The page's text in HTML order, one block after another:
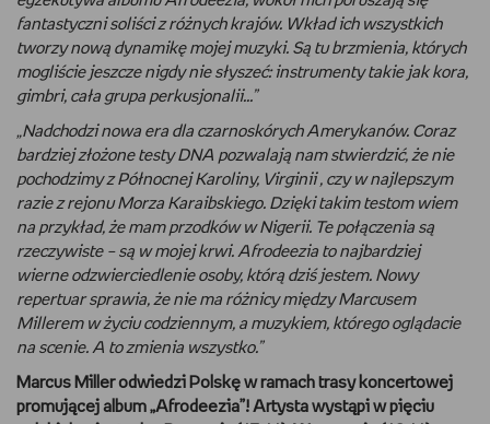
fantastyczni soliści z różnych krajów. Wkład ich wszystkich
tworzy nową dynamikę mojej muzyki. Są tu brzmienia, których
mogliście jeszcze nigdy nie słyszeć: instrumenty takie jak kora,
gimbri, cała grupa perkusjonalii...”
„Nadchodzi nowa era dla czarnoskórych Amerykanów. Coraz
bardziej złożone testy DNA pozwalają nam stwierdzić, że nie
pochodzimy z Północnej Karoliny, Virginii , czy w najlepszym
razie z rejonu Morza Karaibskiego. Dzięki takim testom wiem
na przykład, że mam przodków w Nigerii. Te połączenia są
rzeczywiste – są w mojej krwi. Afrodeezia to najbardziej
wierne odzwierciedlenie osoby, którą dziś jestem. Nowy
repertuar sprawia, że nie ma różnicy między Marcusem
Millerem w życiu codziennym, a muzykiem, którego oglądacie
na scenie. A to zmienia wszystko.”
Marcus Miller odwiedzi Polskę w ramach trasy koncertowej
promującej album „Afrodeezia”! Artysta wystąpi w pięciu